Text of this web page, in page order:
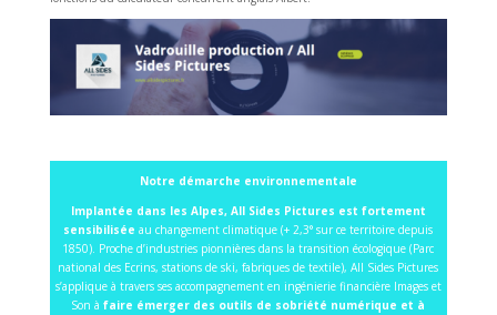
Notre démarche environnementale
Implantée dans les Alpes, All Sides Pictures est fortement
sensibilisée au changement climatique (+ 2,3° sur ce territoire depuis
1850). Proche d’industries pionnières dans la transition écologique (Parc
national des Ecrins, stations de ski, fabriques de textile), All Sides Pictures
s’applique à travers ses accompagnement en ingénierie financière Images et
Son àfaire émerger des outils de sobriété numérique et à